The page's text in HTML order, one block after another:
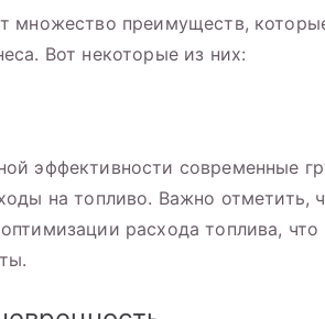
множество преимуществ,
Вот некоторые из них:
эффективности современные
на топливо. Важно отметить,
расхода топлива, что